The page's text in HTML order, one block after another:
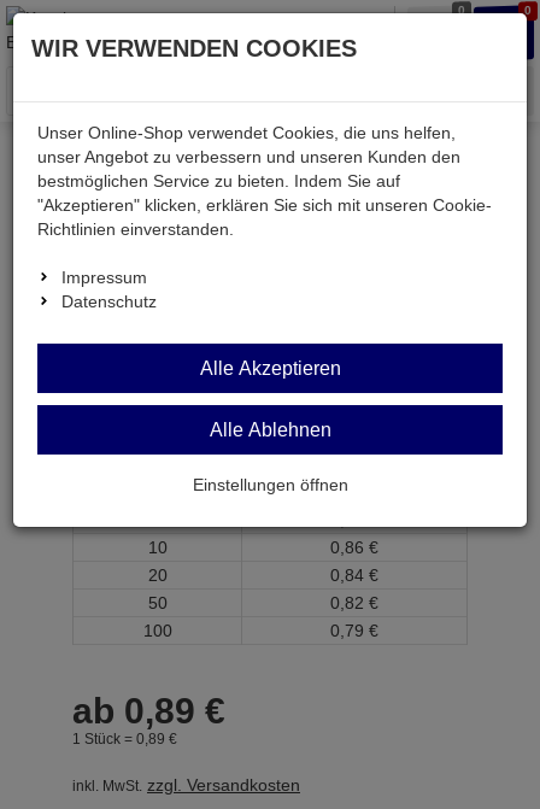
0 0
Menü
Weiter einkaufen Kessler electronic
Computer
KER5-5S-0025GR
KER5-5S-0025GR
Patchkabel 100MHz Cat.5e F/UTP grau 0,25m
ab Menge
Preis je Stück
10
0, 86 €
20
0, 84 €
50
0, 82 €
100
0, 79 €
ab 0,89 €
1 Stück = 0, 89 €
inkl. MwSt. zzgl. Versandkosten
WIR VERWENDEN COOKIES
Unser Online-Shop verwendet Cookies, die uns helfen,
unser Angebot zu verbessern und unseren Kunden den
bestmöglichen Service zu bieten. Indem Sie auf
"Akzeptieren" klicken, erklären Sie sich mit unseren Cookie-
Richtlinien einverstanden.
Impressum
Datenschutz
Alle Akzeptieren
Alle Ablehnen
Einstellungen öffnen